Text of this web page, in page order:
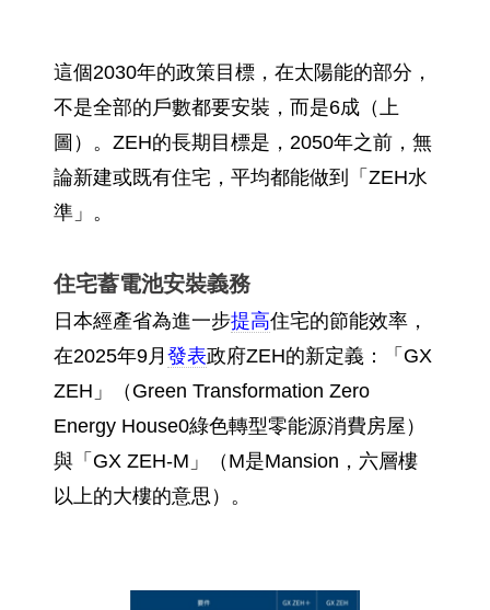
這個2030年的政策目標，在太陽能的部分，
不是全部的戶數都要安裝，而是6成（上
圖）。ZEH的長期目標是，2050年之前，無
論新建或既有住宅，平均都能做到「ZEH水
準」。
住宅蓄電池安裝義務
日本經產省為進一步提高住宅的節能效率，
在2025年9月 發表政府ZEH的新定義：「GX
ZEH」（Green Transformation Zero
Energy House0綠色轉型零能源消費房屋）
與「GX ZEH-M」（M是Mansion，六層樓
以上的大樓的意思）。